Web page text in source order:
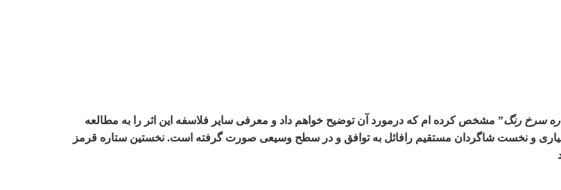
سرخ رنگ” مشخص کرده ام که درمورد آن توضیح خواهم داد و معرفی سایر فلاسفه این اثر را به مطالعه
و نخست شاگردان مستقیم رافائل به توافق و در سطح وسیعی صورت گرفته است. نخستین ستاره قرمز